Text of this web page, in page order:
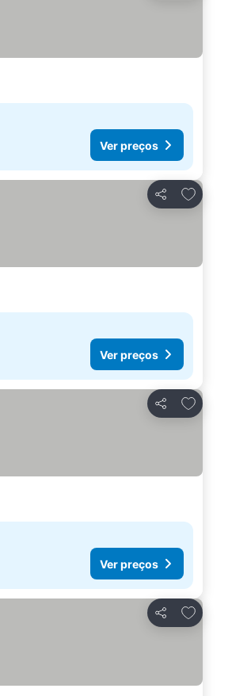
Ver preços
Partilhar
Adicionar
Ver preços
Partilhar
Adicionar
Ver preços
Partilhar
Adicionar